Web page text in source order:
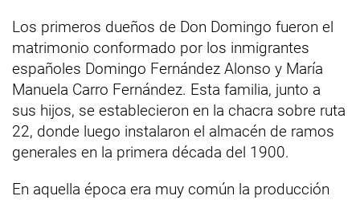
Los primeros dueños de Don Domingo fueron el
matrimonio conformado por los inmigrantes
españoles Domingo Fernández Alonso y María
Manuela Carro Fernández. Esta familia, junto a
sus hijos, se establecieron en la chacra sobre ruta
22, donde luego instalaron el almacén de ramos
generales en la primera década del 1900.
En aquella época era muy común la producción